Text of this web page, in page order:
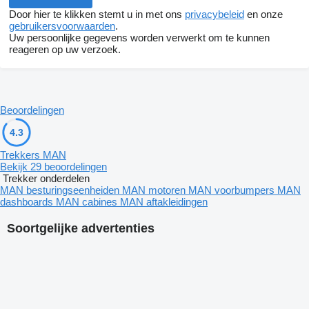
Door hier te klikken stemt u in met ons privacybeleid en onze
gebruikersvoorwaarden.
Uw persoonlijke gegevens worden verwerkt om te kunnen
reageren op uw verzoek.
Soortgelijke advertenties
Beoordelingen
4.3
Trekkers MAN
Bekijk 29 beoordelingen
Trekker onderdelen
MAN besturingseenheiden MAN motoren MAN voorbumpers MAN
dashboards MAN cabines MAN aftakleidingen